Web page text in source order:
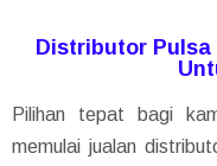
Distributor Pulsa
Pilihan tepat bagi
memulai jualan